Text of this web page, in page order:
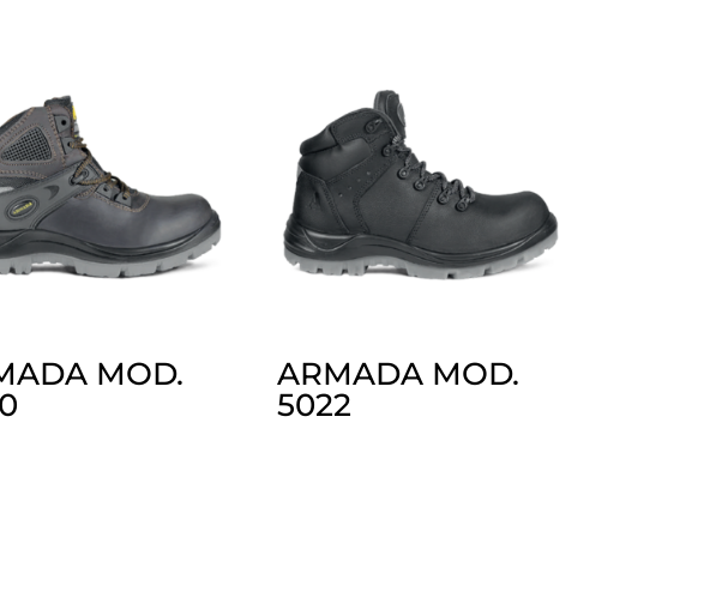
MOD.
ARMADA MOD.
5022